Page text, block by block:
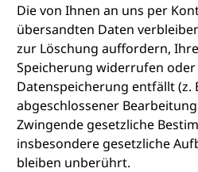
Die von Ihnen an uns per
übersandten Daten
zur Löschung auffordern,
Speicherung widerrufen
Datenspeicherung entfällt (z.
abgeschlossener
Zwingende gesetzliche
insbesondere gesetzliche
bleiben unberührt.